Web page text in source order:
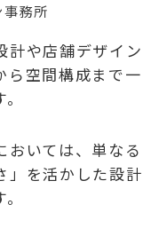
務所
計や店舗デザイン
ら空間構成まで一
おいては、単なる
」を活かした設計